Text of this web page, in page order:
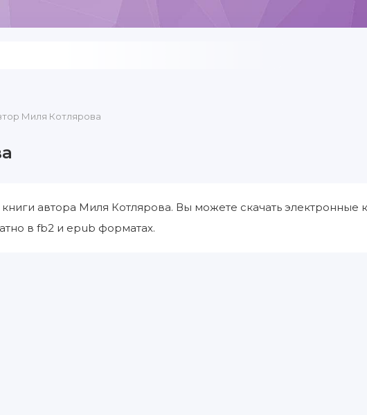
Миля Котлярова
автора Миля Котлярова. Вы можете скачать электронные
в fb2 и epub форматах.